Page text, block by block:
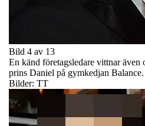
Bild 4 av 13
En känd företagsledare vittnar även
prins Daniel på gymkedjan Balance.
Bilder: TT